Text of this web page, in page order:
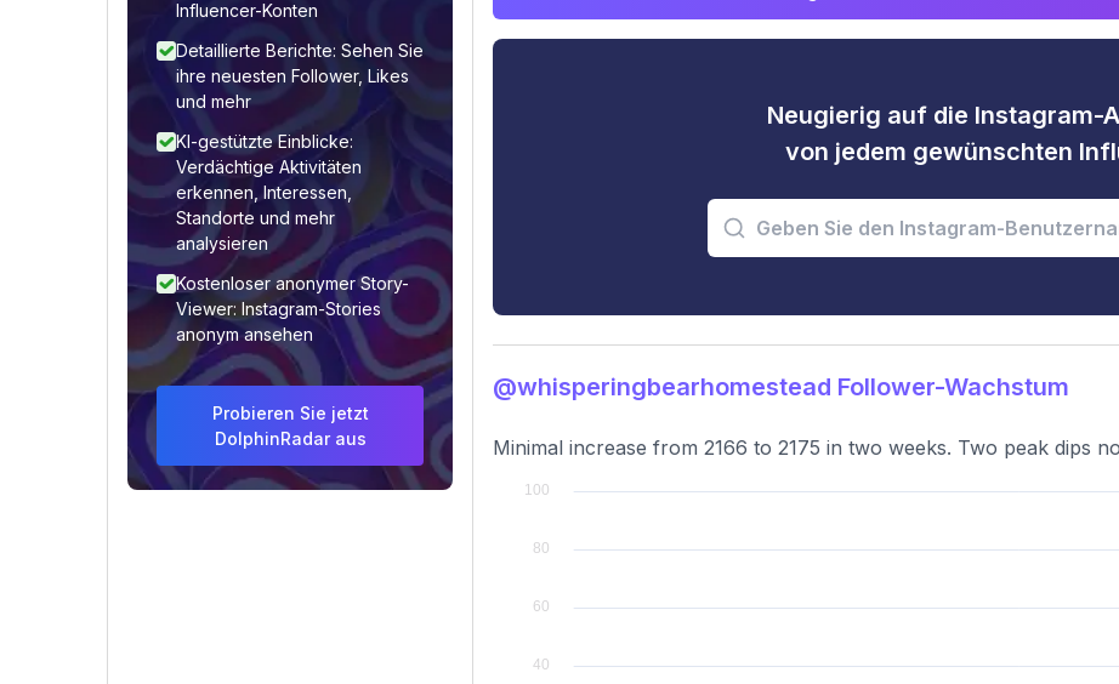
Influencer-Konten
Detaillierte Berichte: Sehen Sie
ihre neuesten Follower, Likes
und mehr
KI-gestützte Einblicke:
Verdächtige Aktivitäten
erkennen, Interessen,
Standorte und mehr
analysieren
Kostenloser anonymer Story-
Viewer: Instagram-Stories
anonym ansehen
Probieren Sie jetzt
DolphinRadar aus
Neugierig auf die Instagram-
von jedem gewünschten
@whisperingbearhomestead Follower-Wachstum
Minimal increase from 2166 to 2175 in two weeks. Two peak dips